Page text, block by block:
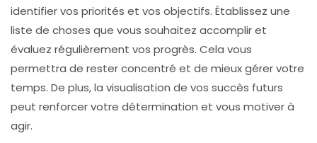
identifier vos priorités et vos objectifs. Établissez une
liste de choses que vous souhaitez accomplir et
évaluez régulièrement vos progrès. Cela vous
permettra de rester concentré et de mieux gérer votre
temps. De plus, la visualisation de vos succès futurs
peut renforcer votre détermination et vous motiver à
agir.